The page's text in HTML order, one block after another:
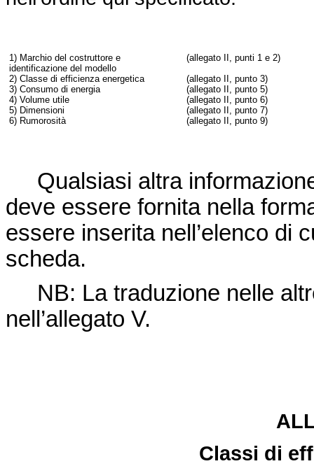
1) Marchio del costruttore e
identificazione del modello
(allegato II, punti 1 e 2)
2) Classe di efficienza energetica
(allegato II, punto 3)
3) Consumo di energia
(allegato II, punto 5)
4) Volume utile
(allegato II, punto 6)
5) Dimensioni
(allegato II, punto 7)
6) Rumorosità
(allegato II, punto 9)
Qualsiasi altra
deve essere fornita nella
essere inserita nell’elenco di
scheda.
NB: La traduzione nelle
nell’allegato V.
Classi di